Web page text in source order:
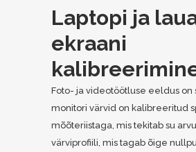
Laptopi ja
ekraani
Foto- ja videotöötluse eeldus on
monitori värvid on kalibreeritud
mõõteriistaga, mis tekitab su
värviprofiili, mis tagab õige